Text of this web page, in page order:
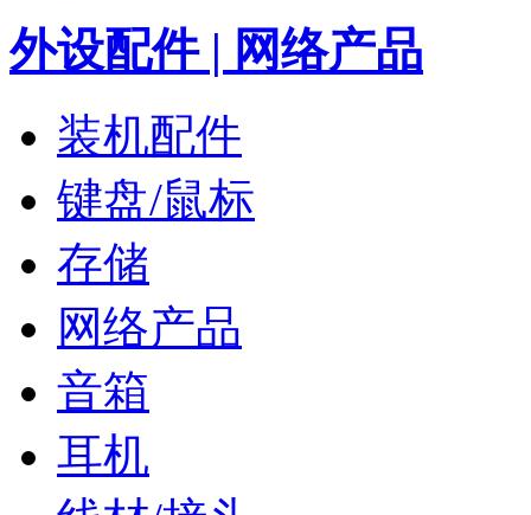
外设配件 | 网络产品
装机配件
键盘/鼠标
存储
网络产品
音箱
耳机